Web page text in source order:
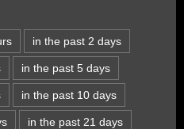
in the past 2 days
in the past 5 days
in the past 10 days
in the past 21 days